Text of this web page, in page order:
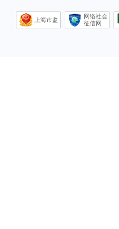
上海市监
网络社会
征信网